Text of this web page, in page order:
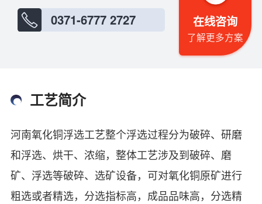
0371-6777 2727 在线咨询
了解更多方案
工艺简介
河南氧化铜浮选工艺整个浮选过程分为破碎、研磨
和浮选、烘干、浓缩，整体工艺涉及到破碎、磨
矿、浮选等破碎、选矿设备，可对氧化铜原矿进行
粗选或者精选，分选指标高，成品品味高，分选精